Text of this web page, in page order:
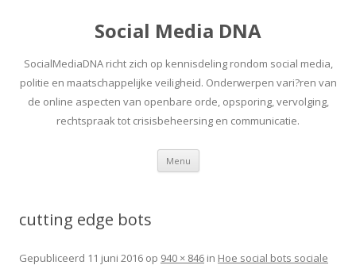
Social Media DNA
SocialMediaDNA richt zich op kennisdeling rondom social media,
politie en maatschappelijke veiligheid. Onderwerpen vari?ren van
de online aspecten van openbare orde, opsporing, vervolging,
rechtspraak tot crisisbeheersing en communicatie.
Menu Spring
inhoud
cutting edge bots
Gepubliceerd 11 juni 2016 op 940 × 846 in Hoe social bots sociale